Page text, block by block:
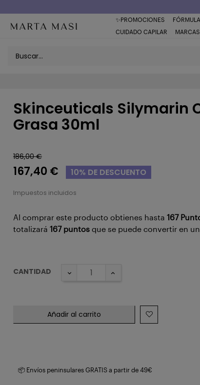
✨PROMOCIONES
CUIDADO CAPILAR
MARCAS
Skinceuticals Silymarin
Grasa 30ml
186,00 €
167,40 € 10% DE DESCUENTO
Impuestos incluidos
Al comprar este producto obtienes hasta 167
totalizará 167puntos que se puede convertir en
CANTIDAD
Añadir al carrito
📦 Envíos peninsulares GRATIS a partir de 49€